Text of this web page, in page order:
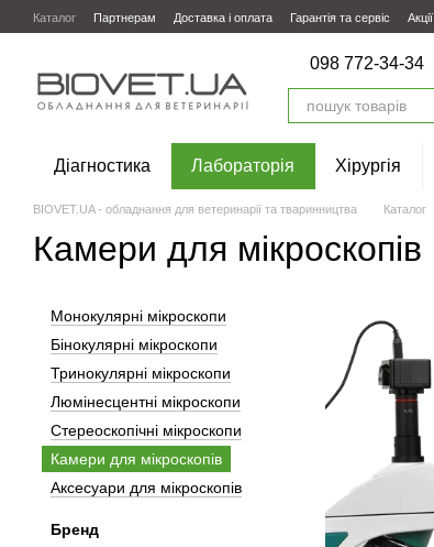
Перейти до основного контенту
Каталог Партнерам Доставка і оплата Гарантія та сервіс Акції
098 772-34-34
Діагностика Лабораторія Хірургія
BIOVET.UA - обладнання для ветеринарії та тваринництва Каталог
Камери для мікроскопів
Монокулярні мікроскопи
Бінокулярні мікроскопи
Тринокулярні мікроскопи
Люмінесцентні мікроскопи
Стереоскопічні мікроскопи
Камери для мікроскопів
Аксесуари для мікроскопів
Бренд